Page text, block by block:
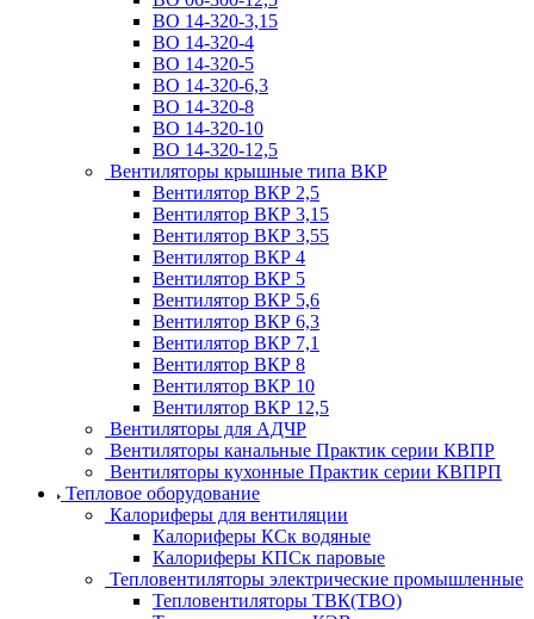
ВО 14-320-3,15
ВО 14-320-4
ВО 14-320-5
ВО 14-320-6,3
ВО 14-320-8
ВО 14-320-10
ВО 14-320-12,5
Вентиляторы крышные типа ВКР
Вентилятор ВКР 2,5
Вентилятор ВКР 3,15
Вентилятор ВКР 3,55
Вентилятор ВКР 4
Вентилятор ВКР 5
Вентилятор ВКР 5,6
Вентилятор ВКР 6,3
Вентилятор ВКР 7,1
Вентилятор ВКР 8
Вентилятор ВКР 10
Вентилятор ВКР 12,5
Вентиляторы для АДЧР
Вентиляторы канальные Практик серии КВПР
Вентиляторы кухонные Практик серии КВПРП
Тепловое оборудование
Калориферы для вентиляции
Калориферы КСк водяные
Калориферы КПСк паровые
Тепловентиляторы электрические промышленные
Тепловентиляторы ТВК(ТВО)